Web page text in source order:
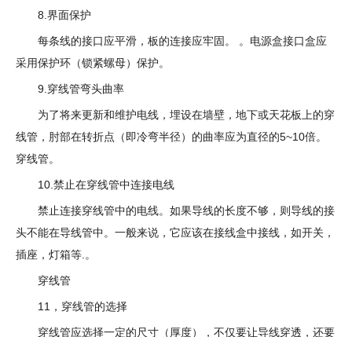
8.界面保护
每条线的接口应平滑，板的连接应牢固。 。电源盒接口盒应
采用保护环（锁紧螺母）保护。
9.穿线管弯头曲率
为了将来更新和维护电线，埋设在墙壁，地下或天花板上的穿
线管，肘部在转折点（即冷弯半径）的曲率应为直径的5~10倍。
穿线管。
10.禁止在穿线管中连接电线
禁止连接穿线管中的电线。如果导线的长度不够，则导线的接
头不能在导线管中。一般来说，它应该在接线盒中接线，如开关，
插座，灯箱等.。
穿线管
11，穿线管的选择
穿线管应选择一定的尺寸（厚度），不仅要让导线穿透，还要